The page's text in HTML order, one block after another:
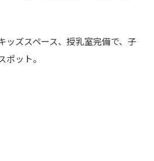
ッズスペース、授乳室完備で、子
ット。